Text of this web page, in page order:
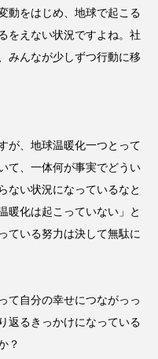
動をはじめ、地球で起こる
をえない状況ですよね。社
みんなが少しずつ行動に移
が、地球温暖化一つとって
て、一体何が事実でどうい
ない状況になっているなと
暖化は起こっていない」と
ている努力は決して無駄に
て自分の幸せにつながっっ
返るきっかけになっている
？